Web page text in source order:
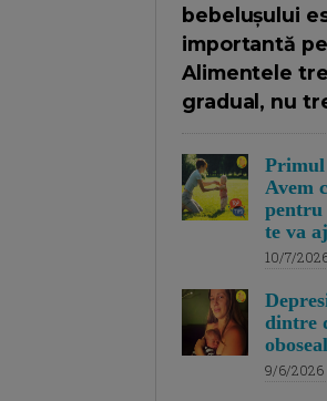
bebelușului
importantă
Alimentele
gradual, nu
Primul
Avem
pentru
te va
10/7/
dintre
9/6/2026